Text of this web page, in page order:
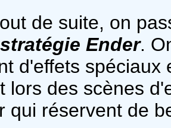
de suite, on
Ender.
d'effets spéciaux
lors des scènes
qui réservent de